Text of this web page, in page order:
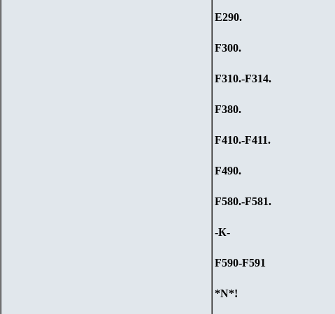
Е290.
F300.
F310.-F314.
F380.
F410.-F411.
F490.
F580.-F581.
-К-
F590-F591
*N*!